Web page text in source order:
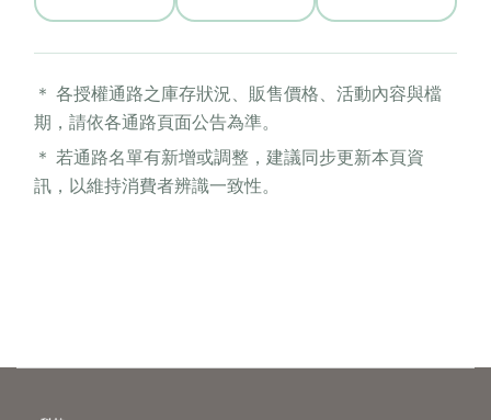
＊ 各授權通路之庫存狀況、販售價格、活動內容與檔
期，請依各通路頁面公告為準。
＊ 若通路名單有新增或調整，建議同步更新本頁資
訊，以維持消費者辨識一致性。